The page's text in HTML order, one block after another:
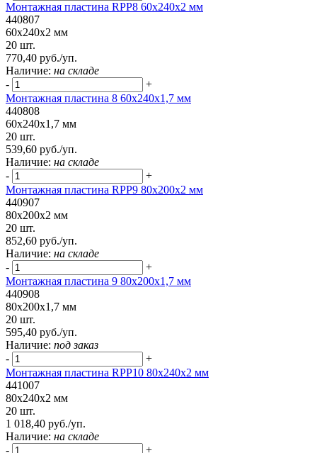
Монтажная пластина RPP8 60x240x2 мм
440807
60x240x2 мм
20 шт.
770,40 руб./уп.
Наличие: на складе
-
+
Монтажная пластина 8 60x240x1,7 мм
440808
60x240x1,7 мм
20 шт.
539,60 руб./уп.
Наличие: на складе
-
+
Монтажная пластина RPP9 80x200x2 мм
440907
80x200x2 мм
20 шт.
852,60 руб./уп.
Наличие: на складе
-
+
Монтажная пластина 9 80x200x1,7 мм
440908
80x200x1,7 мм
20 шт.
595,40 руб./уп.
Наличие: под заказ
-
+
Монтажная пластина RPP10 80x240x2 мм
441007
80x240x2 мм
20 шт.
1 018,40 руб./уп.
Наличие: на складе
-
+